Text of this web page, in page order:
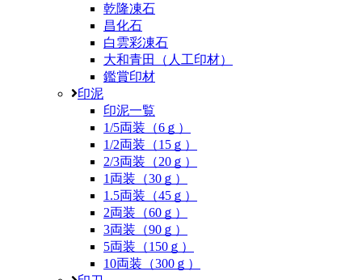
乾隆凍石
昌化石
白雲彩凍石
大和青田（人工印材）
鑑賞印材
印泥
印泥一覧
1/5両装（6ｇ）
1/2両装（15ｇ）
2/3両装（20ｇ）
1両装（30ｇ）
1.5両装（45ｇ）
2両装（60ｇ）
3両装（90ｇ）
5両装（150ｇ）
10両装（300ｇ）